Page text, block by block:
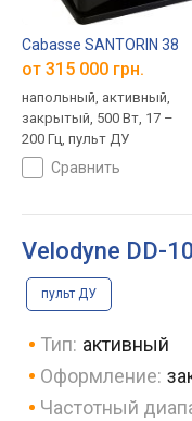
Cabasse SANTORIN 38
от 315 000 грн.
напольный, активный,
закрытый, 500 Вт, 17 –
200 Гц, пульт ДУ
сравнить
Velodyne DD-
пульт ДУ
Тип: активный
Оформление:
Частотный